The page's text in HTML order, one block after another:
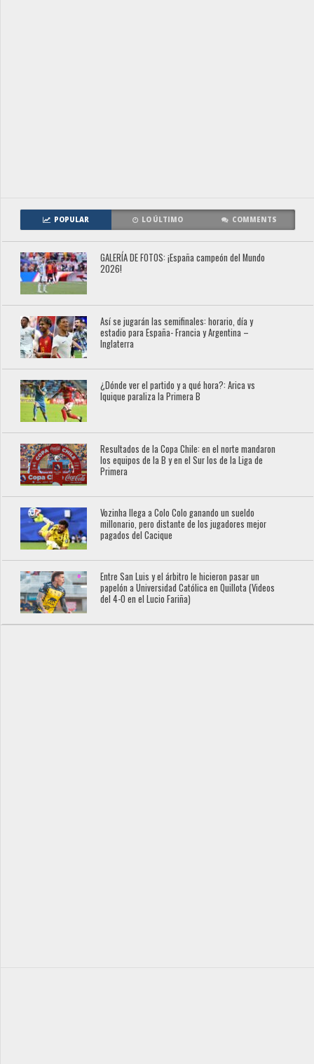
POPULAR LO ÚLTIMO COMMENTS
GALERÍA DE FOTOS: ¡España campeón del Mundo
2026!
Así se jugarán las semifinales: horario, día y
estadio para España- Francia y Argentina –
Inglaterra
¿Dónde ver el partido y a qué hora?: Arica vs
Iquique paraliza la Primera B
Resultados de la Copa Chile: en el norte mandaron
los equipos de la B y en el Sur los de la Liga de
Primera
Vozinha llega a Colo Colo ganando un sueldo
millonario, pero distante de los jugadores mejor
pagados del Cacique
Entre San Luis y el árbitro le hicieron pasar un
papelón a Universidad Católica en Quillota (Videos
del 4-0 en el Lucio Fariña)